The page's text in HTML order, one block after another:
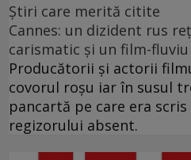
Ştiri care merită citite
Cannes: un dizident rus
carismatic şi un film-fluviu
Producătorii şi actorii
covorul roşu iar în susul
pancartă pe care era
regizorului absent.